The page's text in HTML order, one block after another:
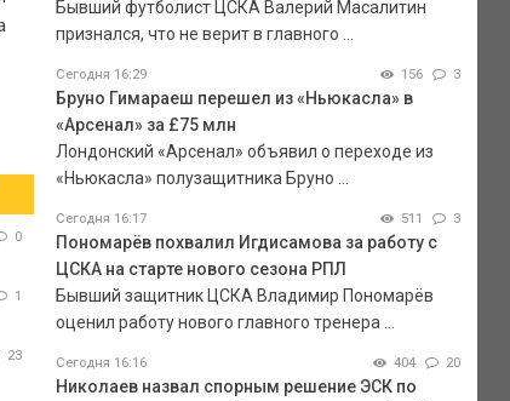
0
1
23
Бывший футболист ЦСКА Валерий Масалитин
признался, что не верит в главного ...
Сегодня 16:29 156 3
Бруно Гимараеш перешел из «Ньюкасла» в
«Арсенал» за £75 млн
Лондонский «Арсенал» объявил о переходе из
«Ньюкасла» полузащитника Бруно ...
Сегодня 16:17 511 3
Пономарёв похвалил Игдисамова за работу с
ЦСКА на старте нового сезона РПЛ
Бывший защитник ЦСКА Владимир Пономарёв
оценил работу нового главного тренера ...
Сегодня 16:16 404 20
Николаев назвал спорным решение ЭСК по